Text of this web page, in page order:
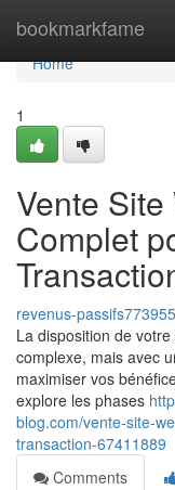
bookmarkfame
Home
Home
1
Vente
Complet
revenus-passifs773955
La disposition de
complexe, mais avec
maximiser vos
explore les phases
blog.com/vente-site-
transaction-67411889
Comments